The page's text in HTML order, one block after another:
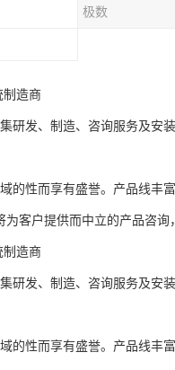
极数
制造商
发、制造、咨询服务及安
性而享有盛誉。产品线丰
客户提供而中立的产品咨
制造商
发、制造、咨询服务及安
性而享有盛誉。产品线丰